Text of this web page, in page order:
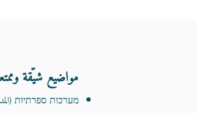
مواضيع شيّقة
מערכות ספרתיות